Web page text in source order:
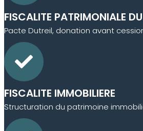
FISCALITE PATRIMONIALE
Pacte Dutreil, donation avant
FISCALITE IMMOBILIERE
Structuration du patrimoine